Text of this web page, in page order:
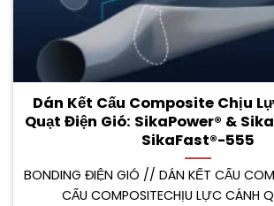
Dán Kết Cấu Composite Chịu
Quạt Điện Gió: SikaPower® &
SikaFast®-555
BONDING ĐIỆN GIÓ // DÁN KẾT CẤU
CẤU COMPOSITECHỊU LỰC CÁNH